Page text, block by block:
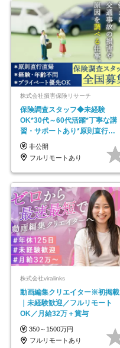
株式会社損害保険リサーチ
保険調査スタッフ◆未経験
OK*30代～60代活躍*丁寧な講
習・サポートあり*原則直行直
帰／全国募集・業務委託
非公開
フルリモートあり
株式会社viralinks
動画編集クリエイター※初掲載
｜未経験歓迎／フルリモート
OK／月給32万＋賞与
350～1500万円
フルリモートあり